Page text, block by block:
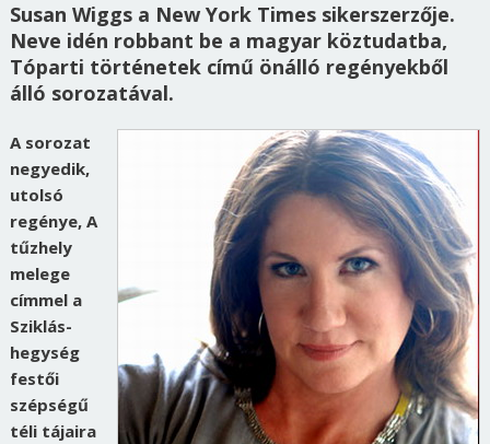
Susan Wiggs a New York Times sikerszerzője.
Neve idén robbant be a magyar köztudatba,
Tóparti történetek című önálló regényekből
álló sorozatával.
A sorozat
negyedik,
utolsó
regénye, A
tűzhely
melege
címmel a
Sziklás-
hegység
festői
szépségű
téli tájaira